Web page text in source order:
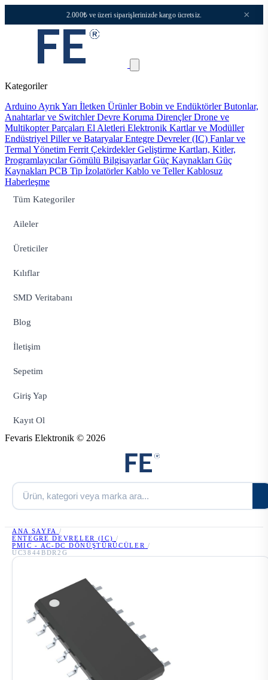
2.000₺ ve üzeri siparişlerinizde kargo ücretsiz. ×
Kategoriler
Arduino Ayrık Yarı İletken ÜrünlerBobin ve EndüktörlerButonlar,
Anahtarlar ve SwitchlerDevre Koruma DirençlerDrone ve
Multikopter Parçaları El Aletleri Elektronik Kartlar ve Modüller
Endüstriyel Piller ve BataryalarEntegre Devreler (IC) Fanlar ve
Termal Yönetim Ferrit ÇekirdeklerGeliştirme Kartları, Kitler,
ProgramlayıcılarGömülü BilgisayarlarGüç Kaynakları Güç
Kaynakları PCB Tip İzolatörlerKablo ve TellerKablosuz
Haberleşme
Tüm Kategoriler
Aileler
Üreticiler
Kılıflar
SMD Veritabanı
Blog
İletişim
Sepetim
Giriş Yap
Kayıt Ol
Fevaris Elektronik © 2026
ANA SAYFA /
ENTEGRE DEVRELER (IC) /
PMIC - AC-DC DÖNÜŞTÜRÜCÜLER /
UC3844BDR2G